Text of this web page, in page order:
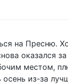
на Пресню.
оказался
местом,
осень из-за